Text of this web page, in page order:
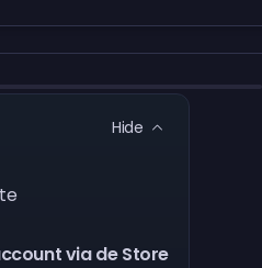
Hide
via de Store